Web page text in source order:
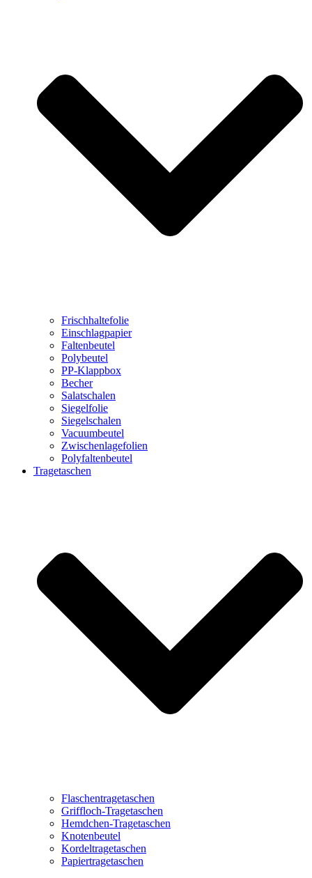
Frischhaltefolie
Einschlagpapier
Faltenbeutel
Polybeutel
PP-Klappbox
Becher
Salatschalen
Siegelfolie
Siegelschalen
Vacuumbeutel
Zwischenlagefolien
Polyfaltenbeutel
Tragetaschen
Flaschentragetaschen
Griffloch-Tragetaschen
Hemdchen-Tragetaschen
Knotenbeutel
Kordeltragetaschen
Papiertragetaschen